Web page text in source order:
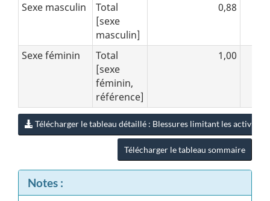
Sexe masculin
Total
[sexe
masculin]
0,88
Sexe féminin
Total
[sexe
féminin,
référence]
1,00
Télécharger le tableau détaillé : Blessures limitant les activités,
Notes :